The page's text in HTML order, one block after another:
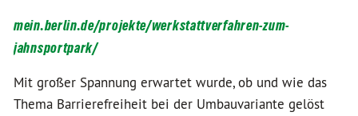
mein.berlin.de/projekte/werkstattverfahren-zum-
jahnsportpark/
Mit großer Spannung erwartet wurde, ob und wie das
Thema Barrierefreiheit bei der Umbauvariante gelöst